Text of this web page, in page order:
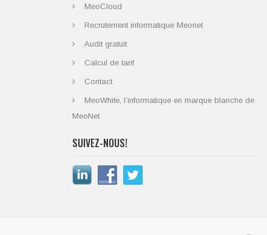
MeoCloud
Recrutement informatique Meonet
Audit gratuit
Calcul de tarif
Contact
MeoWhite, l’informatique en marque blanche de
MeoNet
SUIVEZ-NOUS!